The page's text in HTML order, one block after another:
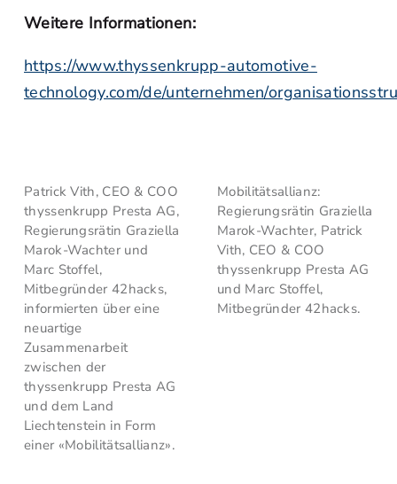
Weitere Informationen:
https://www.thyssenkrupp-automotive-
technology.com/de/unternehmen/
Patrick Vith, CEO & COO
thyssenkrupp Presta AG,
Regierungsrätin Graziella
Marok-Wachter und
Marc Stoffel,
Mitbegründer 42hacks,
informierten über eine
neuartige
Zusammenarbeit
zwischen der
thyssenkrupp Presta AG
und dem Land
Liechtenstein in Form
einer «Mobilitätsallianz».
Mobilitätsallianz:
Regierungsrätin Graziella
Marok-Wachter, Patrick
Vith, CEO & COO
thyssenkrupp Presta AG
und Marc Stoffel,
Mitbegründer 42hacks.